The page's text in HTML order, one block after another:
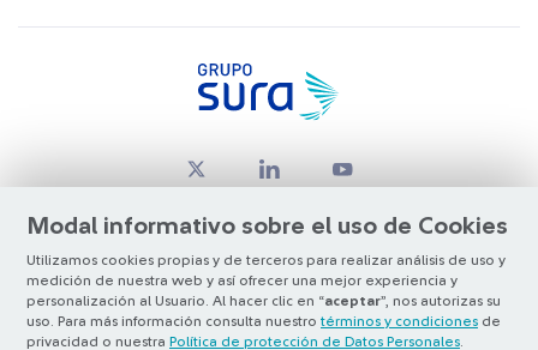
Modal informativo sobre el uso de Cookies
Utilizamos cookies propias y de terceros para realizar análisis de uso y
medición de nuestra web y así ofrecer una mejor experiencia y
personalización al Usuario. Al hacer clic en “aceptar”, nos autorizas su
uso. Para más información consulta nuestro términos y condiciones de
privacidad o nuestra Política de protección de Datos Personales
© Copyright Grupo SURA 2026